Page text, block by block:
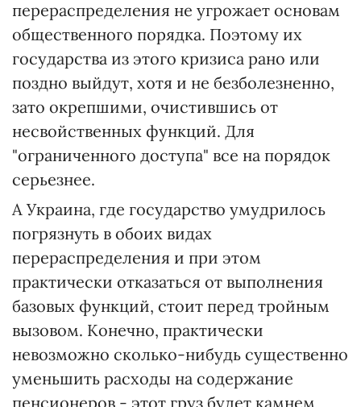
перераспределения не угрожает основам
общественного порядка. Поэтому их
государства из этого кризиса рано или
поздно выйдут, хотя и не безболезненно,
зато окрепшими, очистившись от
несвойственных функций. Для
"ограниченного доступа" все на порядок
серьезнее.
А Украина, где государство умудрилось
погрязнуть в обоих видах
перераспределения и при этом
практически отказаться от выполнения
базовых функций, стоит перед тройным
вызовом. Конечно, практически
невозможно сколько-нибудь существенно
уменьшить расходы на содержание
пенсионеров - этот груз будет камнем